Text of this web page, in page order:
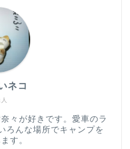
ネコ
々が好きです。愛車のラ
ろんな場所でキャンプを
す。